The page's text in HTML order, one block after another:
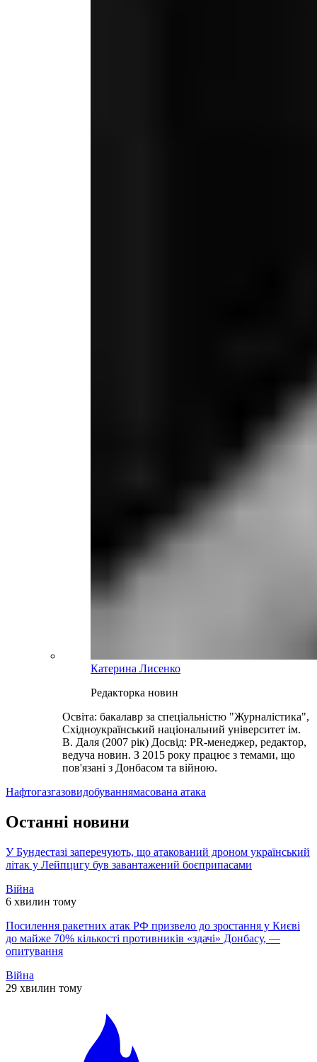
Катерина Лисенко
Редакторка новин
Освіта: бакалавр за спеціальністю "Журналістика",
Східноукраїнський національний університет ім.
В. Даля (2007 рік) Досвід: PR-менеджер, редактор,
ведуча новин. З 2015 року працює з темами, що
пов'язані з Донбасом та війною.
Нафтогазгазовидобуваннямасована атака
Останні новини
У Бундестазі заперечують, що атакований дроном український
літак у Лейпцигу був завантажений боєприпасами
Війна
6 хвилин тому
Посилення ракетних атак РФ призвело до зростання у Києві
до майже 70% кількості противників «здачі» Донбасу, —
опитування
Війна
29 хвилин тому